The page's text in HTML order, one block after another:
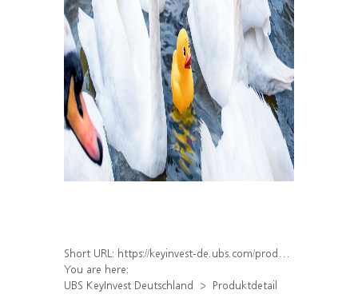
Short URL: https://keyinvest-de.ubs.com/produkt/detail/index/isin/DE000UL43Q10
You are here:
UBS KeyInvest Deutschland
Produktdetail